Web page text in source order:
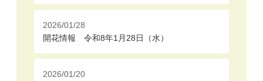
2026/01/28
開花情報 令和8年1月28日（水）
2026/01/20